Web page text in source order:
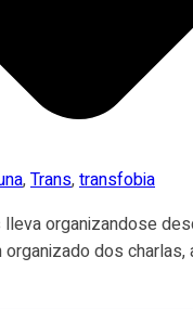
,Trans,transfobia
lleva organizandose
dos charlas,